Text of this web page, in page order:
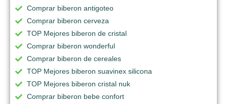
Comprar biberon antigoteo
Comprar biberon cerveza
TOP Mejores biberon de cristal
Comprar biberon wonderful
Comprar biberon de cereales
TOP Mejores biberon suavinex silicona
TOP Mejores biberon cristal nuk
Comprar biberon bebe confort